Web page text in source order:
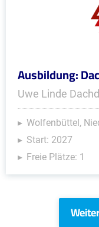
Ausbildung:
Uwe Linde
Wolfenbüttel,
Start: 2027
Freie Plätze: 1